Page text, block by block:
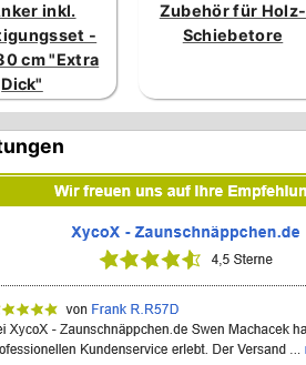
inkl.
-
cm "Extra
Dick"
Zubehör für Holz-
Schiebetore